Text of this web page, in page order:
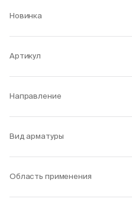
Новинка
Артикул
Направление
Вид арматуры
Область применения